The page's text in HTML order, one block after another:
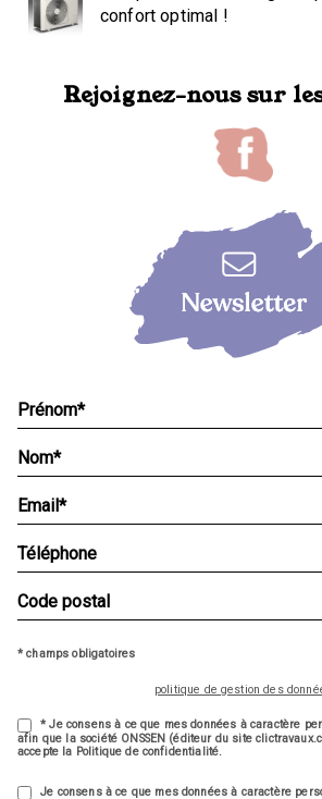
confort optimal !
Rejoignez-nous sur
* champs obligatoires
politique de gestion des
* Je consens à ce que mes données à caractère
afin que la société ONSSEN (éditeur du site
accepte la Politique de confidentialité.
Je consens à ce que mes données à caractère